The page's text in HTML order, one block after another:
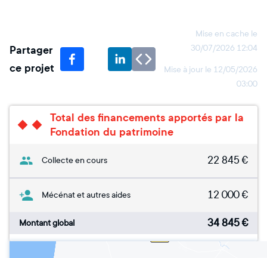
Partager
ce projet
Mise en cache le
30/07/2026 12:04
Mise à jour le 12/05/2026
03:00
Total des financements apportés par la
Fondation du patrimoine
Collecte en cours 22 845 €
Mécénat et autres aides 12 000€
Montant global 34 845€